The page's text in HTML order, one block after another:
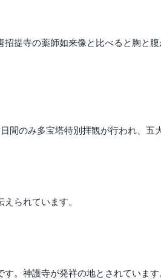
提寺の薬師如来像と比べると胸と
のみ多宝塔特別拝観が行われ、五
られています。
。神護寺が発祥の地とされていま